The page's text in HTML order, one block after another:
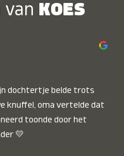
van KOES
dochtertje belde trots
knuffel, oma vertelde dat
toonde door het
💛